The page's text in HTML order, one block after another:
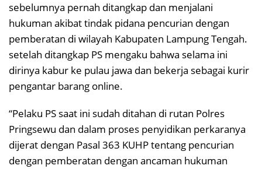
sebelumnya pernah ditangkap dan menjalani
hukuman akibat tindak pidana pencurian dengan
pemberatan di wilayah Kabupaten Lampung Tengah.
setelah ditangkap PS mengaku bahwa selama ini
dirinya kabur ke pulau jawa dan bekerja sebagai kurir
pengantar barang online.
“Pelaku PS saat ini sudah ditahan di rutan Polres
Pringsewu dan dalam proses penyidikan perkaranya
dijerat dengan Pasal 363 KUHP tentang pencurian
dengan pemberatan dengan ancaman hukuman